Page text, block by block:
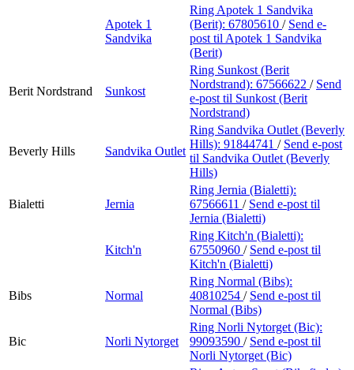
Apotek 1
Sandvika
Ring Apotek 1 Sandvika
(Berit): 67805610 / Send e-
post til Apotek 1 Sandvika
(Berit)
Berit Nordstrand Sunkost
Ring Sunkost (Berit
Nordstrand): 67566622 / Send
e-post til Sunkost (Berit
Nordstrand)
Beverly Hills Sandvika Outlet
Ring Sandvika Outlet (Beverly
Hills): 91844741 / Send e-post
til Sandvika Outlet (Beverly
Hills)
Bialetti Jernia
Ring Jernia (Bialetti):
67566611 / Send e-post til
Jernia (Bialetti)
Kitch'n
Ring Kitch'n (Bialetti):
67550960 / Send e-post til
Kitch'n (Bialetti)
Bibs Normal
Ring Normal (Bibs):
40810254 / Send e-post til
Normal (Bibs)
Bic Norli Nytorget
Ring Norli Nytorget (Bic):
99093590 / Send e-post til
Norli Nytorget (Bic)